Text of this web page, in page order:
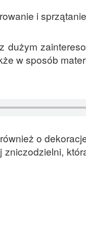
i
dużym
w sposób
o